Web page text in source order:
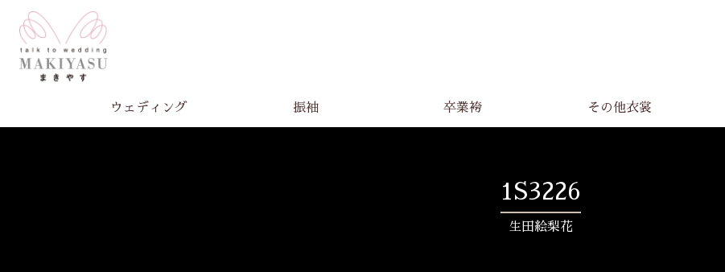
ウェディング 振袖 卒業袴 その他衣裳
1S3226
生田絵梨花